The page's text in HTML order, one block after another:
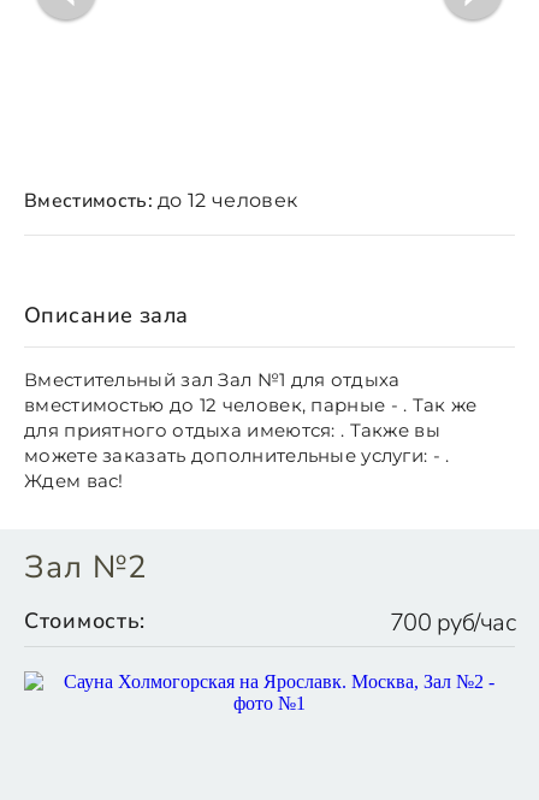
Вместимость: до 12 человек
Описание зала
Вместительный зал Зал №1 для отдыха
вместимостью до 12 человек, парные - . Так же
для приятного отдыха имеются: . Также вы
можете заказать дополнительные услуги: - .
Ждем вас!
Зал №2
Стоимость: 700 руб/час